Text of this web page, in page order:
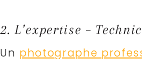
2. L’expertise –
Un photographe